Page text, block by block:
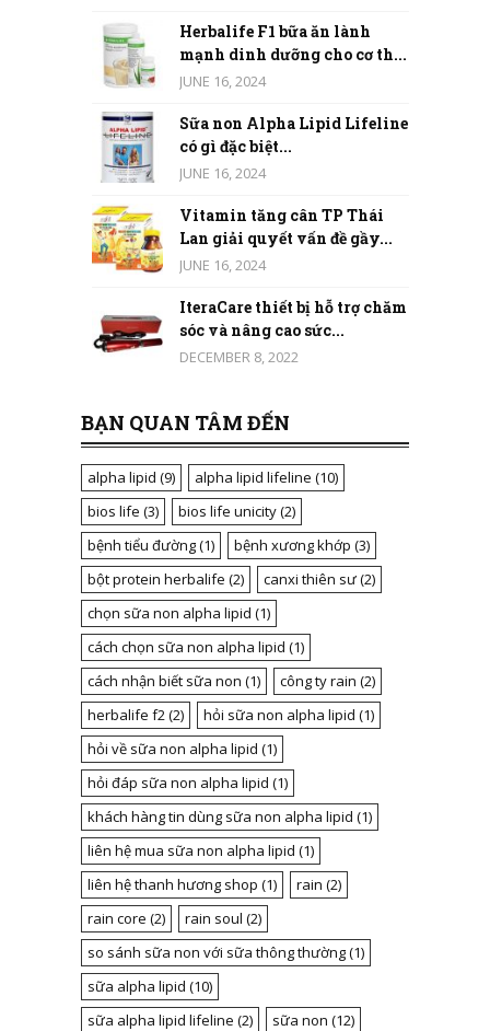
Herbalife F1 bữa ăn lành
mạnh dinh dưỡng cho cơ th...
JUNE 16, 2024
Sữa non Alpha Lipid Lifeline
có gì đặc biệt...
JUNE 16, 2024
Vitamin tăng cân TP Thái
Lan giải quyết vấn đề gầy...
JUNE 16, 2024
IteraCare thiết bị hỗ trợ chăm
sóc và nâng cao sức...
DECEMBER 8, 2022
BẠN QUAN TÂM ĐẾN
alpha lipid (9) alpha lipid lifeline (10)
bios life (3) bios life unicity(2)
bệnh tiểu đường(1) bệnh xương khớp (3)
bột protein herbalife (2) canxi thiên sư(2)
chọn sữa non alpha lipid (1)
cách chọn sữa non alpha lipid (1)
cách nhận biết sữa non (1) công ty rain (2)
herbalife f2(2) hỏi sữa non alpha lipid (1)
hỏi về sữa non alpha lipid (1)
hỏi đáp sữa non alpha lipid (1)
khách hàng tin dùng sữa non alpha lipid (1)
liên hệ mua sữa non alpha lipid (1)
liên hệ thanh hương shop (1) rain (2)
rain core (2) rain soul (2)
so sánh sữa non với sữa thông thường(1)
sữa alpha lipid (10)
sữa alpha lipid lifeline (2) sữa non (12)